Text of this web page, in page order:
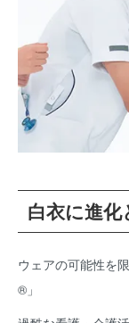
白衣に進化
ウェアの可能性を
®」